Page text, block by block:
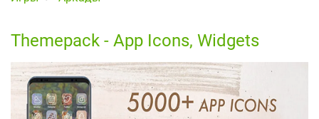
Themepack - App Icons, Widgets